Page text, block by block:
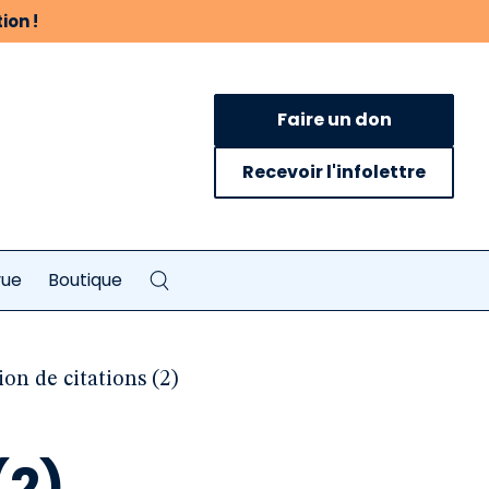
!
Faire un don
Recevoir l'infolettre
Boutique
de citations (2)